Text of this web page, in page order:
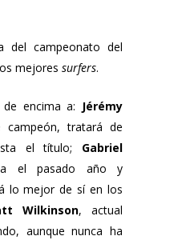
del campeonato del
mejores surfers.
encima a: Jérémy
tratará de
el título; Gabriel
el pasado año y
lo mejor de sí en los
Wilkinson, actual
aunque nunca ha